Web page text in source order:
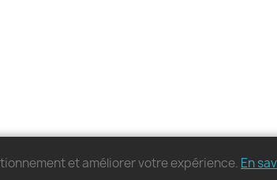
© 2026 - MonPC.Store - Tous droits
et améliorer votre expérience. En